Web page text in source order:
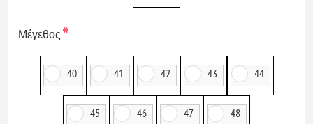
Μέγεθος*
40 41 42 43 44
45 46 47 48